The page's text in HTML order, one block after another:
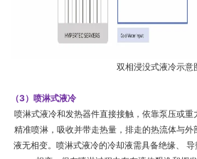
双相浸没式液冷示意
（3）喷淋式液冷
喷淋式液冷和发热器件直接接触，依靠泵压或
精准喷淋，吸收并带走热量，排走的热流体与
液无相变。喷淋式液冷的冷却液需具备绝缘、